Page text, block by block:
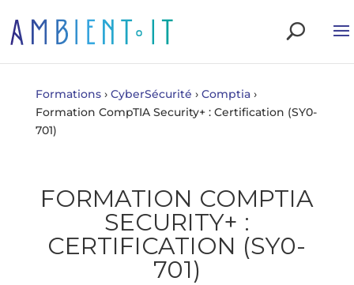
Formations › CyberSécurité › Comptia ›
Formation CompTIA Security+ : Certification (SY0-
701)
FORMATION COMPTIA
SECURITY+ :
CERTIFICATION (SY0-
701)